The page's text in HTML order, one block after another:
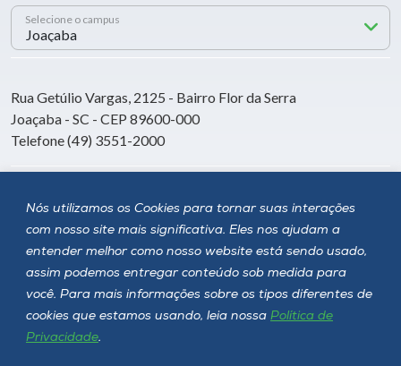
Nós utilizamos os Cookies para tornar suas interações
com nosso site mais significativa. Eles nos ajudam a
entender melhor como nosso website está sendo usado,
assim podemos entregar conteúdo sob medida para
você. Para mais informações sobre os tipos diferentes de
cookies que estamos usando, leia nossa Política de
Privacidade.
Selecione o campus
Rua Getúlio Vargas, 2125 - Bairro Flor da Serra
Joaçaba - SC - CEP 89600-000
Telefone (49) 3551-2000
Siga a Unoesc